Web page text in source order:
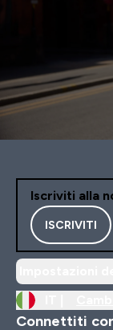
Iscriviti alla
ISCRIVITI
Connettiti